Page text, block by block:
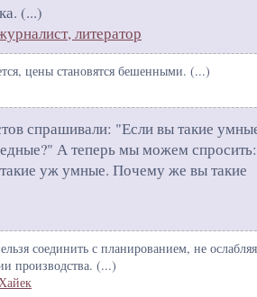
(...)
литератор
цены становятся бешенными. (...)
спрашивали: "Если вы такие
А теперь мы можем спросить:
уж умные. Почему же вы такие
соединить с планированием, не
производства. (...)